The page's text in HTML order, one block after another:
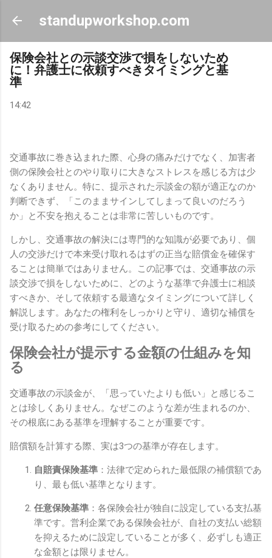
スキップしてメイン コンテンツに移動
standupworkshop.com
保険会社との示談交渉で損をしないため
に！弁護士に依頼すべきタイミングと基
準
14:42
交通事故に巻き込まれた際、心身の痛みだけでなく、加害者
側の保険会社とのやり取りに大きなストレスを感じる方は少
なくありません。特に、提示された示談金の額が適正なのか
判断できず、「このままサインしてしまって良いのだろう
か」と不安を抱えることは非常に苦しいものです。
しかし、交通事故の解決には専門的な知識が必要であり、個
人の交渉だけで本来受け取れるはずの正当な賠償金を確保す
ることは簡単ではありません。この記事では、交通事故の示
談交渉で損をしないために、どのような基準で弁護士に相談
すべきか、そして依頼する最適なタイミングについて詳しく
解説します。あなたの権利をしっかりと守り、適切な補償を
受け取るための参考にしてください。
保険会社が提示する金額の仕組みを知
る
交通事故の示談金が、「思っていたよりも低い」と感じるこ
とは珍しくありません。なぜこのような差が生まれるのか、
その根底にある基準を理解することが重要です。
賠償額を計算する際、実は3つの基準が存在します。
自賠責保険基準 ：法律で定められた最低限の補償額であ
り、最も低い基準となります。
任意保険基準 ：各保険会社が独自に設定している支払基
準です。営利企業である保険会社が、自社の支払い総額
を抑えるために設定していることが多く、必ずしも適正
な金額とは限りません。